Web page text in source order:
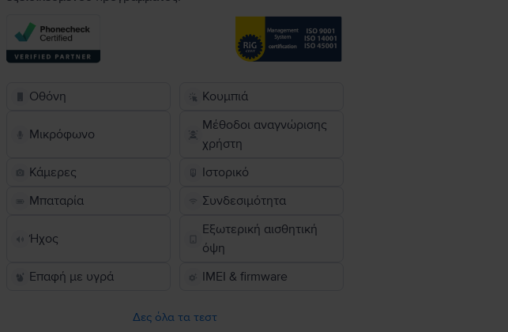
Οθόνη Κουμπιά
Μικρόφωνο
Μέθοδοι αναγνώρισης
χρήστη
Κάμερες
Ιστορικό
Μπαταρία
Συνδεσιμότητα
Ήχος
Εξωτερική αισθητική
όψη
Επαφή με υγρά
IMEI & firmware
Δες όλα τα τεστ